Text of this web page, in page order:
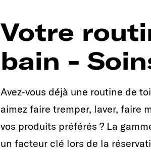
Votre
bain -
Avez-vous déjà une routine de
aimez faire tremper, laver, faire
vos produits préférés ? La
un facteur clé lors de la